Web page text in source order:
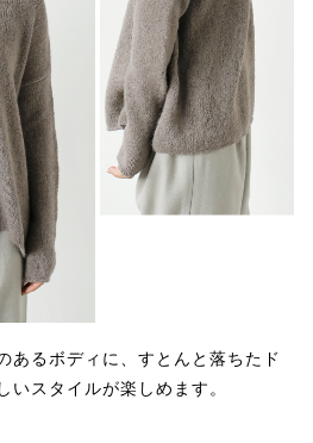
あるボディに、すとんと落ちたド
いスタイルが楽しめます。